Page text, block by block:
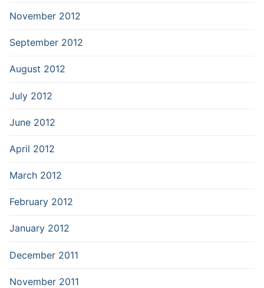
November 2012
September 2012
August 2012
July 2012
June 2012
April 2012
March 2012
February 2012
January 2012
December 2011
November 2011